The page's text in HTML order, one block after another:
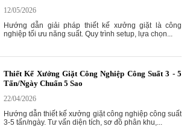
12/05/2026
Hướng dẫn giải pháp thiết kế xưởng giặt là công
nghiệp tối ưu năng suất. Quy trình setup, lựa chọn...
Thiết Kế Xưởng Giặt Công Nghiệp Công Suất 3 - 5
Tấn/Ngày Chuẩn 5 Sao
22/04/2026
Hướng dẫn thiết kế xưởng giặt công nghiệp công suất
3-5 tấn/ngày. Tư vấn diện tích, sơ đồ phân khu,...